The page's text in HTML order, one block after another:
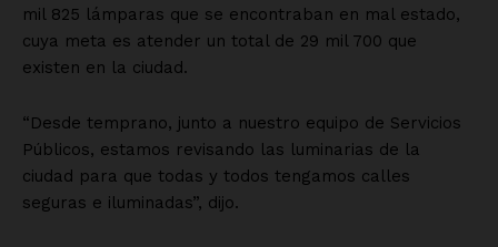
mil 825 lámparas que se encontraban en mal estado,
cuya meta es atender un total de 29 mil 700 que
existen en la ciudad.
“Desde temprano, junto a nuestro equipo de Servicios
Públicos, estamos revisando las luminarias de la
ciudad para que todas y todos tengamos calles
seguras e iluminadas”, dijo.